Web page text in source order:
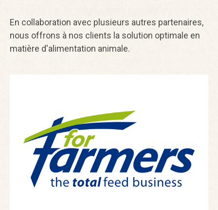
En collaboration avec plusieurs autres partenaires,
nous offrons à nos clients la solution optimale en
matière d'alimentation animale.